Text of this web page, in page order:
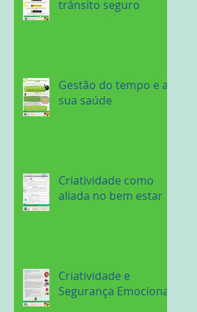
trânsito seguro
Gestão do tempo e a
sua saúde
Criatividade como
aliada no bem estar
Criatividade e
Segurança Emocional